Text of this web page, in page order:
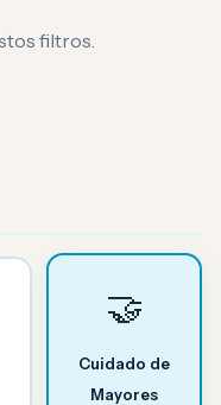
filtros.
🤝
Cuidado de
Mayores